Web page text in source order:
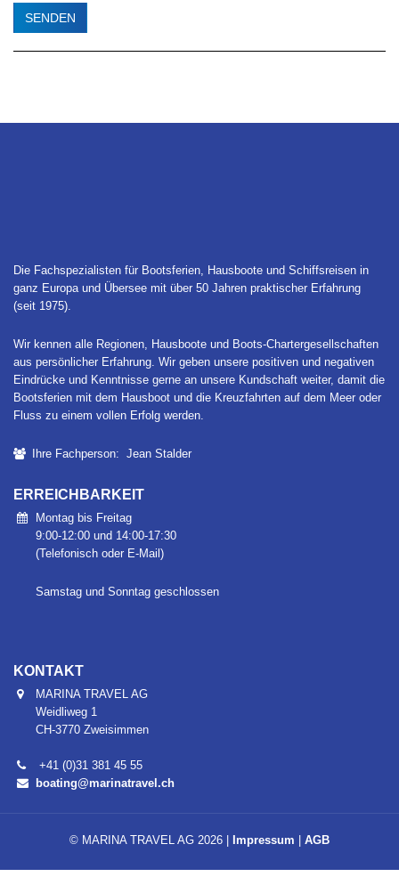
Die Fachspezialisten für Bootsferien, Hausboote und Schiffsreisen in
ganz Europa und Übersee mit über 50 Jahren praktischer Erfahrung
(seit 1975).
Wir kennen alle Regionen, Hausboote und Boots-Chartergesellschaften
aus persönlicher Erfahrung. Wir geben unsere positiven und negativen
Eindrücke und Kenntnisse gerne an unsere Kundschaft weiter, damit die
Bootsferien mit dem Hausboot und die Kreuzfahrten auf dem Meer oder
Fluss zu einem vollen Erfolg werden.
Ihre Fachperson: Jean Stalder
ERREICHBARKEIT
Montag bis Freitag
9:00-12:00 und 14:00-17:30
(Telefonisch oder E-Mail)
Samstag und Sonntag geschlossen
KONTAKT
MARINA TRAVEL AG
Weidliweg 1
CH-3770 Zweisimmen
+41 (0)31 381 45 55
boating@marinatravel.ch
© MARINA TRAVEL AG 2026 | Impressum AGB